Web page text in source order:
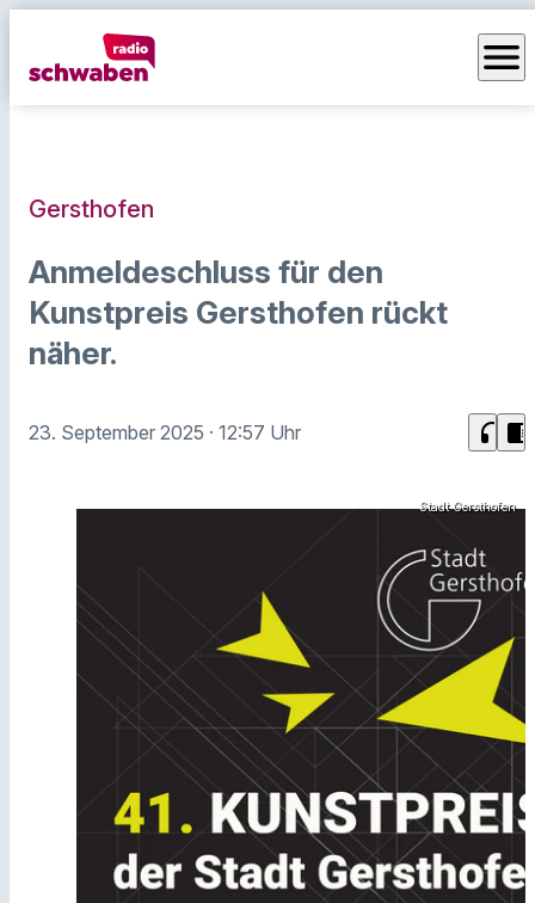
menu
Gersthofen
Anmeldeschluss für den
Kunstpreis Gersthofen rückt
näher.
23. September 2025 · 12:57 Uhr headphones chrome_reader_mode
Stadt Gersthofen